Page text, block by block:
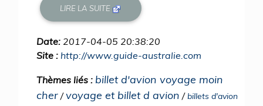
LIRE LA SUITE
Date: 2017-04-05 20:38:20
Site : http://www.guide-australie.com
Thèmes liés : billet d'avion voyage moin
cher /voyage et billet d avion /billets d'avion